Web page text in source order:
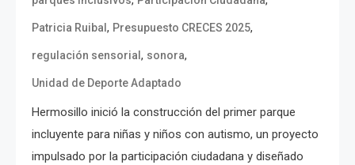
Patricia Ruibal , Presupuesto CRECES 2025,
regulación sensorial , sonora,
Unidad de Deporte Adaptado
Hermosillo inició la construcción del primer parque
incluyente para niñas y niños con autismo, un proyecto
impulsado por la participación ciudadana y diseñado